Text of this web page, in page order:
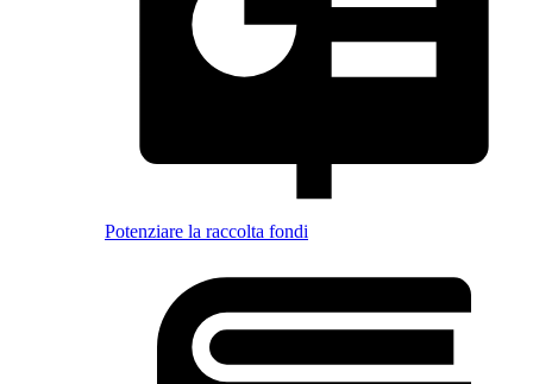
Potenziare la raccolta fondi